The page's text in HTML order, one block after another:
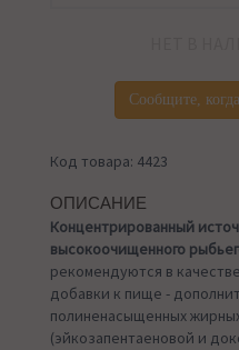
Сообщите,
Код товара: 4423
ОПИСАНИЕ
Концентрированный
высокоочищенного
рекомендуются в
добавки к пище -
полиненасыщенных
(эйкозапентаеновой и